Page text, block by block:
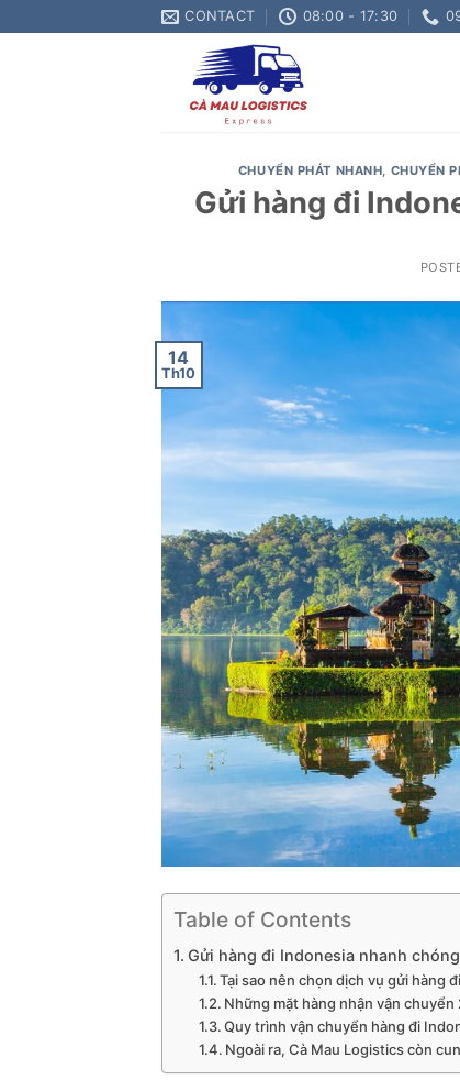
to
CONTACT 08:00 - 17:30
CHUYỂN PHÁT NHANH, CHUYỂN
Gửi hàng đi
14
Th10
Table of Contents
Gửi hàng đi Indonesia nhanh
Tại sao nên chọn dịch vụ gửi hàng
Những mặt hàng nhận vận
Quy trình vận chuyển hàng đi
Ngoài ra, Cà Mau Logistics còn